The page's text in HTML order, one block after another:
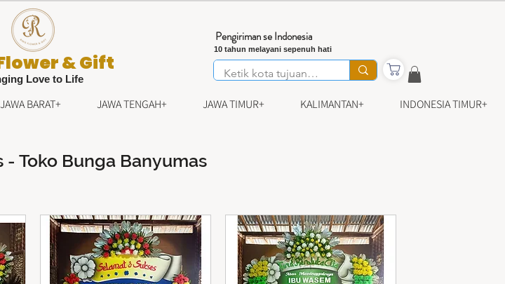
& Gift
Love to Life
10 tahun melayani sepenuh hati
Pengiriman se Indonesia
JAWA BARAT+ JAWA TENGAH+ JAWA TIMUR+ KALIMANTAN+ INDONESIA TIMUR+
- Toko Bunga Banyumas